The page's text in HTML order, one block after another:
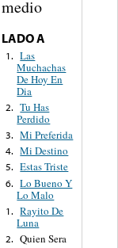
medio
LADO A
1. Las
Muchachas
De Hoy En
Dia
2. Tu Has
Perdido
3. Mi Preferida
4. Mi Destino
5. Estas Triste
6. Lo Bueno Y
Lo Malo
1. Rayito De
Luna
2. Quien Sera